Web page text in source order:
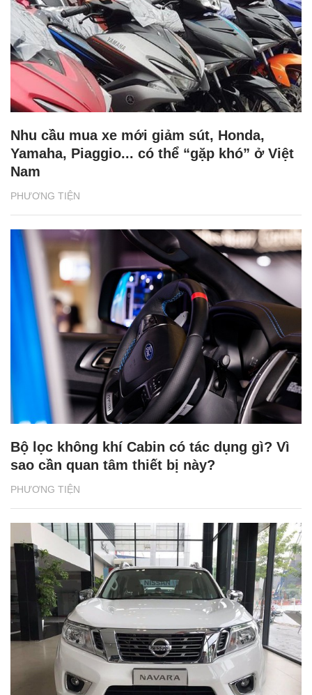
PHƯƠNG TIỆN
Nhu cầu mua xe mới giảm sút, Honda,
Yamaha, Piaggio... có thể “gặp khó” ở Việt
Nam
PHƯƠNG TIỆN
Bộ lọc không khí Cabin có tác dụng gì? Vì
sao cần quan tâm thiết bị này?